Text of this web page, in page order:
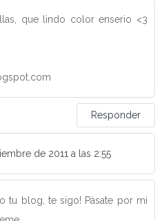
que lindo color enserio <3
Responder
de 2011 a las 2:55
tu blog, te sigo! Pásate por mi